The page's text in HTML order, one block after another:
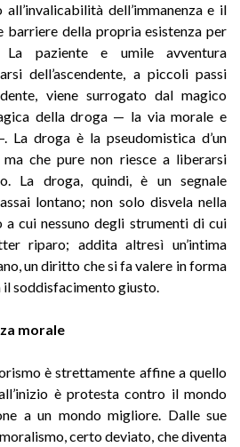
dell’immanenza e il
barriere della propria esistenza per
La paziente e umile avventura
dell’ascendente, a piccoli passi
viene surrogato dal magico
della droga — la via morale e
La droga è la pseudomistica d’un
che pure non riesce a liberarsi
La droga, quindi, è un segnale
lontano; non solo disvela nella
cui nessuno degli strumenti di cui
riparo; addita altresì un’intima
un diritto che si fa valere in forma
soddisfacimento giusto.
morale
è strettamente affine a quello
è protesta contro il mondo
a un mondo migliore. Dalle sue
certo deviato, che diventa